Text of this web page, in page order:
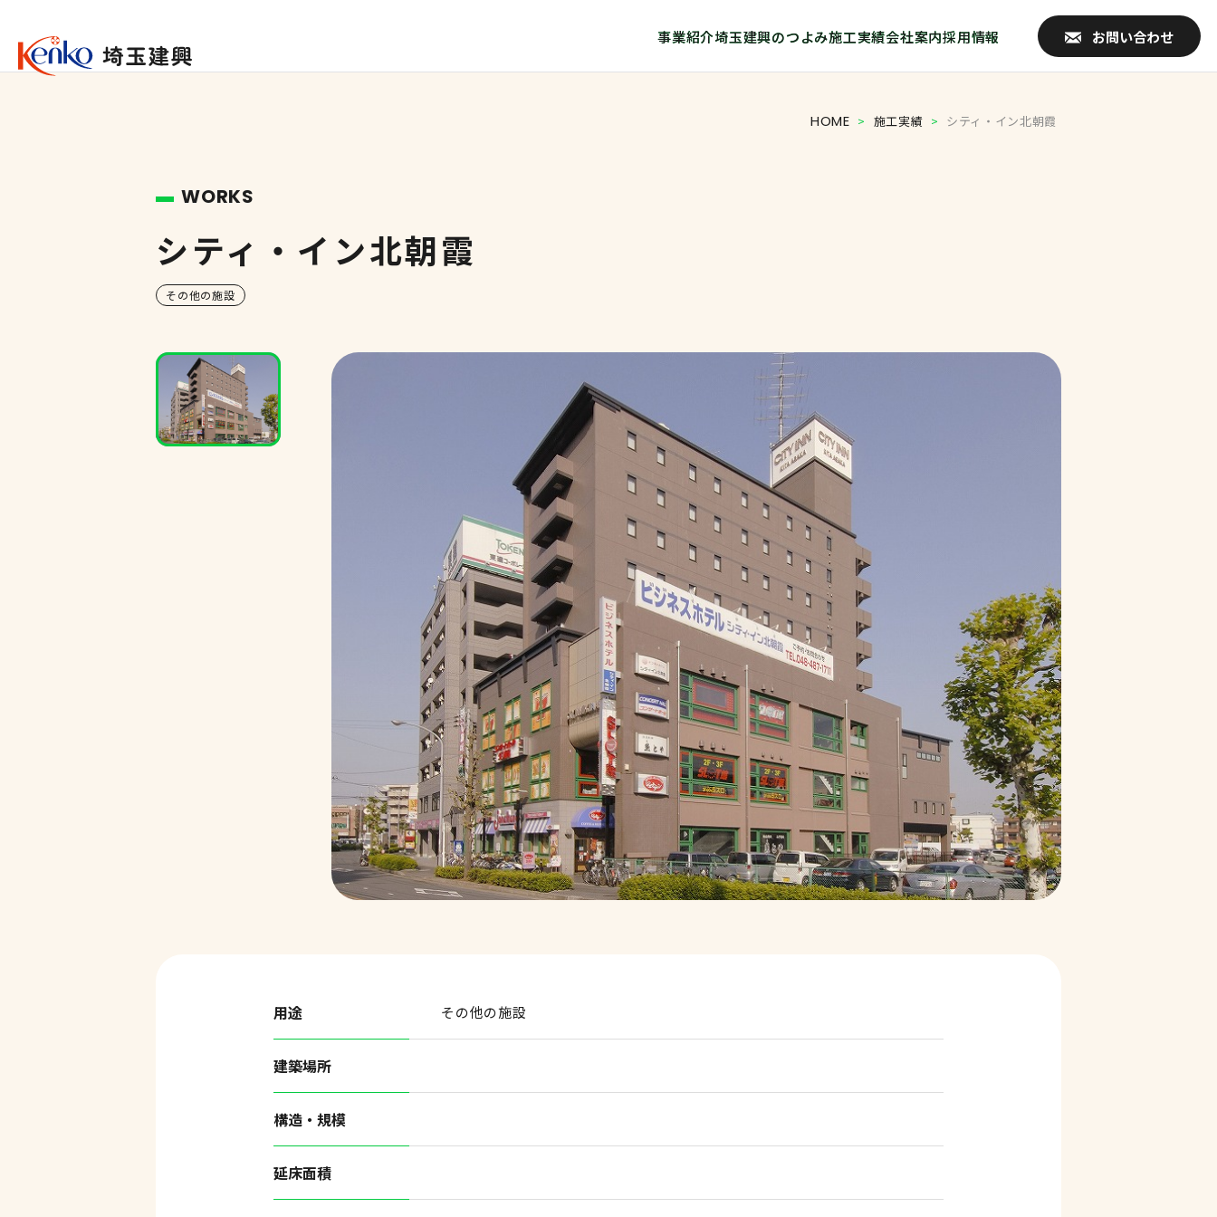
事業紹介埼玉建興のつよみ施工実績会社案内採用情報 お問い合わせ
HOME > 施工実績 > シティ・イン北朝霞
WORKS
シティ・イン北朝霞
その他の施設
用途 その他の施設
建築場所
構造・規模
延床面積